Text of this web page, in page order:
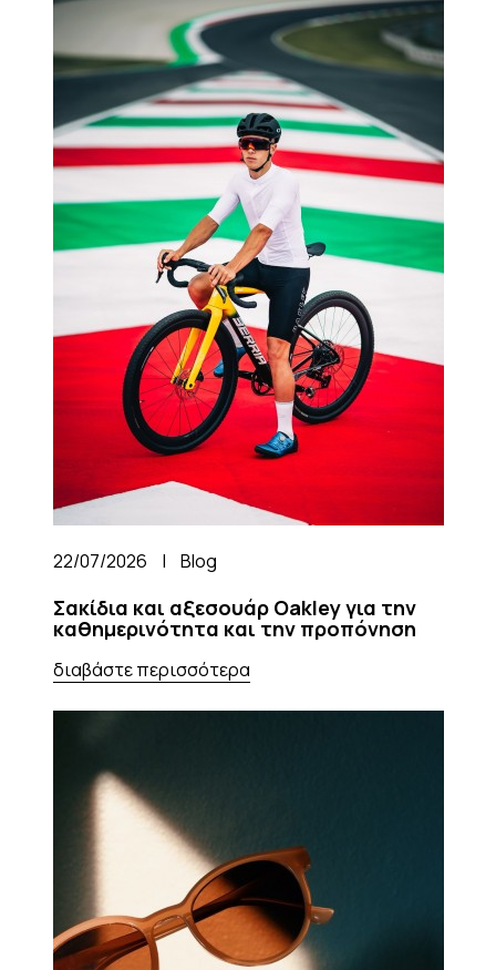
22/07/2026 | Blog
Σακίδια και αξεσουάρ Oakley για την
καθημερινότητα και την προπόνηση
διαβάστε περισσότερα